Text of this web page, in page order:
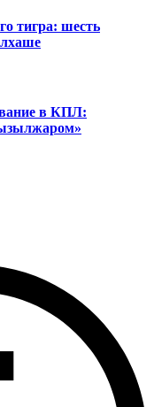
тигра: шесть
в КПЛ: